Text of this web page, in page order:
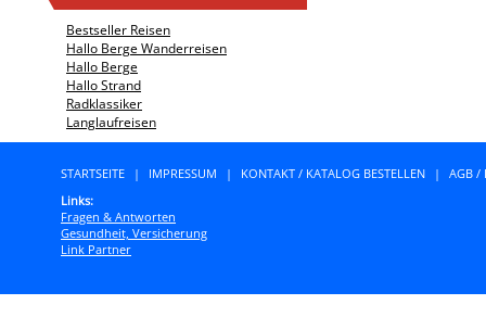
Bestseller Reisen
Hallo Berge Wanderreisen
Hallo Berge
Hallo Strand
Radklassiker
Langlaufreisen
STARTSEITE | IMPRESSUM | KONTAKT / KATALOG BESTELLEN |
AGB /
Links:
Fragen & Antworten
Gesundheit, Versicherung
Link Partner